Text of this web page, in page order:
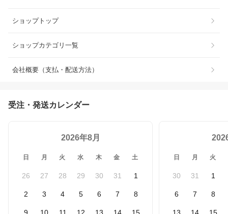
ショップトップ
ショップカテゴリ一覧
会社概要（支払・配送方法）
受注・発送カレンダー
2026年8月
日 月 火 水 木 金 土
26 27 28 29 30 31 1
2 3 4 5 6 7 8
日 月 火
30 31 1
6 7 8